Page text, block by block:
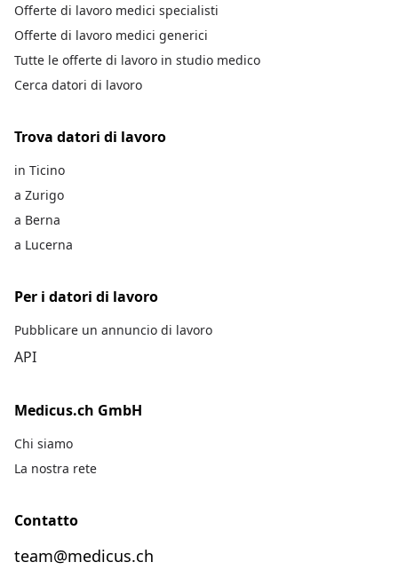
Offerte di lavoro medici specialisti
Offerte di lavoro medici generici
Tutte le offerte di lavoro in studio medico
Cerca datori di lavoro
Trova datori di lavoro
in Ticino
a Zurigo
a Berna
a Lucerna
Per i datori di lavoro
Pubblicare un annuncio di lavoro
API
Medicus.ch GmbH
Chi siamo
La nostra rete
Contatto
team@medicus.ch